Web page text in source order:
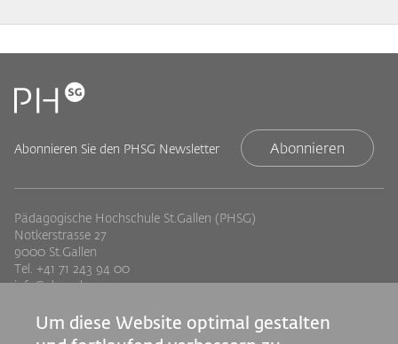
Abonnieren Sie den PHSG Newsletter Abonnieren
Pädagogische Hochschule St.Gallen (PHSG)
Notkerstrasse 27
9000 St.Gallen
Tel. +41 71 243 94 00
info@phsg.ch
Footer
Standorte
Footer
Studium
Um diese Website optimal gestalten